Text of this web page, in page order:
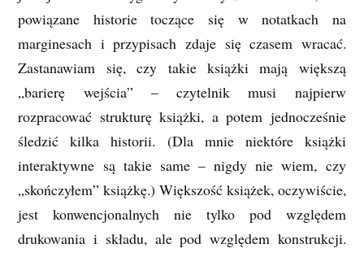
powiązane historie toczące się w notatkach na
marginesach i przypisach zdaje się czasem wracać.
Zastanawiam się, czy takie książki mają większą
„barierę wejścia” – czytelnik musi najpierw
rozpracować strukturę książki, a potem jednocześnie
śledzić kilka historii. (Dla mnie niektóre książki
interaktywne są takie same – nigdy nie wiem, czy
„skończyłem” książkę.) Większość książek, oczywiście,
jest konwencjonalnych nie tylko pod względem
drukowania i składu, ale pod względem konstrukcji.